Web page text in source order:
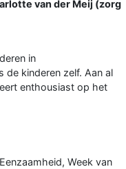
van der Meij (zorg
in
de kinderen zelf. Aan al
enthousiast op het
Week van